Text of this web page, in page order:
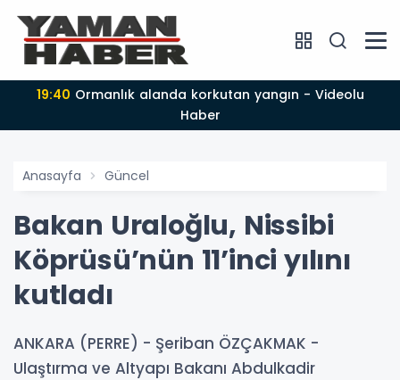
19:40
Haber
Anasayfa Güncel
Bakan Uraloğlu, Nissibi
Köprüsü’nün 11’inci yılını
kutladı
ANKARA (PERRE) - Şeriban ÖZÇAKMAK -
Ulaştırma ve Altyapı Bakanı Abdulkadir